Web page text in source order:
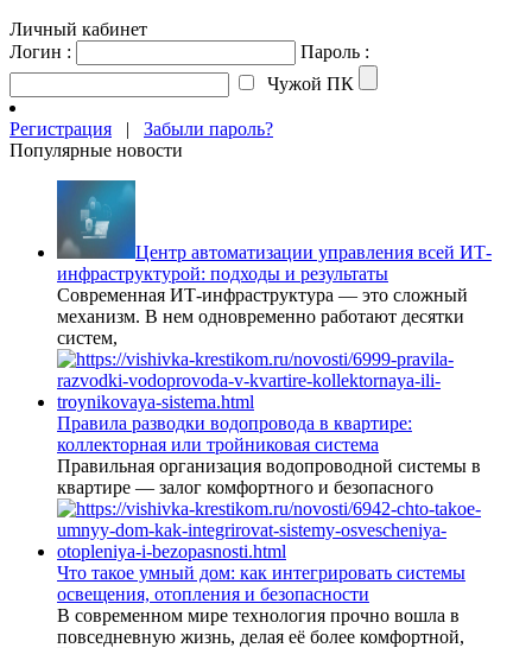
Личный кабинет
Логин :
Пароль :
Чужой ПК
Регистрация | Забыли пароль?
Популярные новости
Центр автоматизации управления всей ИТ-
инфраструктурой: подходы и результаты
Современная ИТ-инфраструктура — это сложный
механизм. В нем одновременно работают десятки
систем,
Правила разводки водопровода в квартире:
коллекторная или тройниковая система
Правильная организация водопроводной системы в
квартире — залог комфортного и безопасного
Что такое умный дом: как интегрировать системы
освещения, отопления и безопасности
В современном мире технология прочно вошла в
повседневную жизнь, делая её более комфортной,